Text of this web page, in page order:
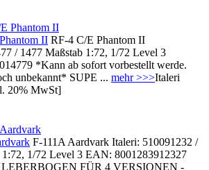
II RF-4 C/E Phantom II
/ 1477 Maßstab 1:72, 1/72 Level 3
*Kann ab sofort vorbestellt werde.
unbekannt* SUPE ... mehr >>>Italeri
20% MwSt]
F-111A Aardvark Italeri: 510091232 /
1:72, 1/72 Level 3 EAN: 8001283912327
FÜR 4 VERSIONEN -